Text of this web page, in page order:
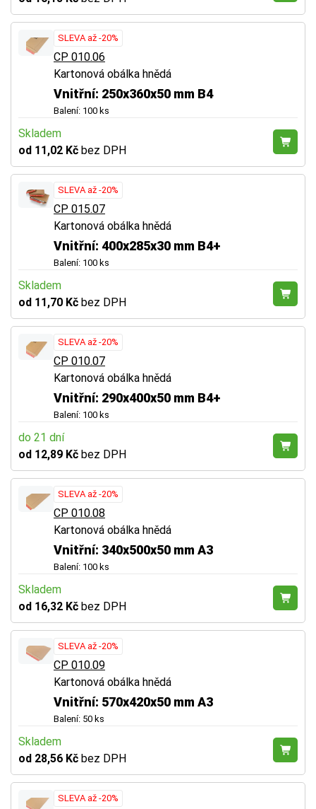
SLEVA až -20%
CP 010.06
Kartonová obálka hnědá
Vnitřní: 250x360x50 mm B4
Balení: 100 ks
Skladem
od 11,02 Kč bez DPH
SLEVA až -20%
CP 015.07
Kartonová obálka hnědá
Vnitřní: 400x285x30 mm B4+
Balení: 100 ks
Skladem
od 11,70 Kč bez DPH
SLEVA až -20%
CP 010.07
Kartonová obálka hnědá
Vnitřní: 290x400x50 mm B4+
Balení: 100 ks
do 21 dní
od 12,89 Kč bez DPH
SLEVA až -20%
CP 010.08
Kartonová obálka hnědá
Vnitřní: 340x500x50 mm A3
Balení: 100 ks
Skladem
od 16,32 Kč bez DPH
SLEVA až -20%
CP 010.09
Kartonová obálka hnědá
Vnitřní: 570x420x50 mm A3
Balení: 50 ks
Skladem
od 28,56 Kč bez DPH
SLEVA až -20%